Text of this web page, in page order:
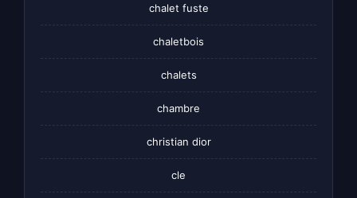
chalet fuste
chaletbois
chalets
chambre
christian dior
cle